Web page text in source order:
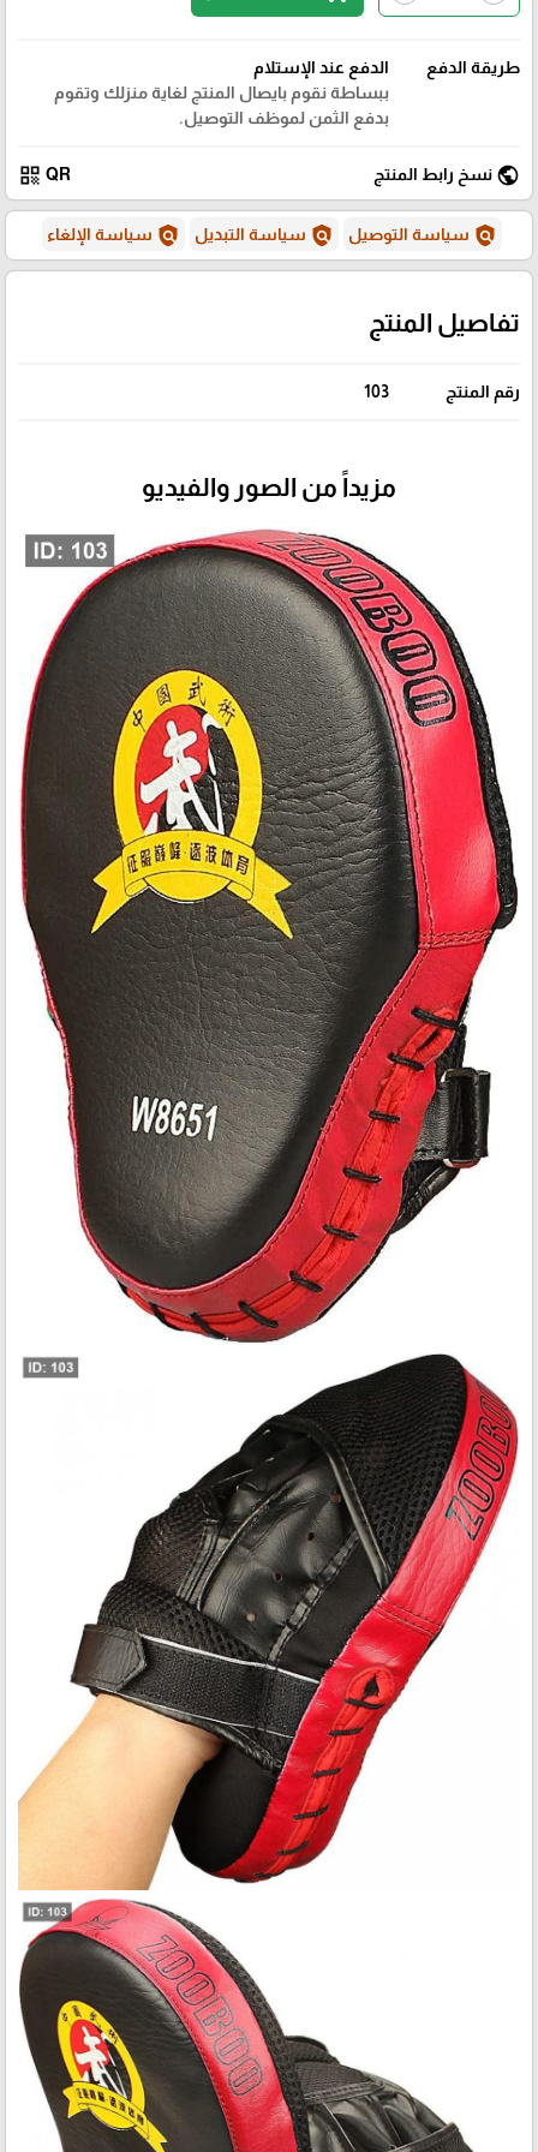
طريقة الدفع
الدفع عند الإستلام
ببساطة نقوم بايصال المنتج لغاية منزلك وتقوم
بدفع الثمن لموظف التوصيل.
public نسخ رابط المنتج QR
qr_code
policy سياسة التوصيل policy سياسة التبديل policy سياسة الإلغاء
تفاصيل المنتج
رقم المنتج 103
مزيداً من الصور والفيديو